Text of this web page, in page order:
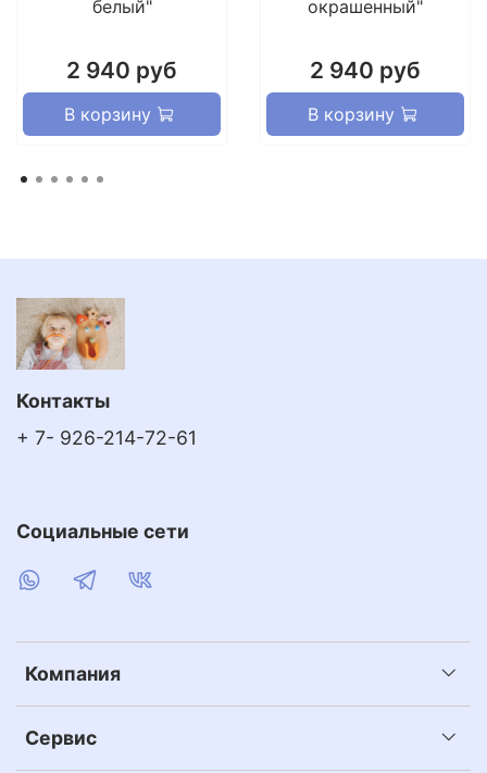
белый"
2 940 руб
В корзину
окрашенный"
2 940 руб
В корзину
Компания
Сервис
Контакты
+ 7- 926-214-72-61
Социальные сети